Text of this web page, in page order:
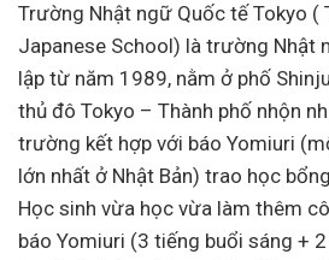
Trường Nhật ngữ Quốc tế Tokyo (
Japanese School) là trường Nhật
lập từ năm 1989, nằm ở phố
thủ đô Tokyo – Thành phố nhộn
trường kết hợp với báo Yomiuri
lớn nhất ở Nhật Bản) trao học
Học sinh vừa học vừa làm thêm
báo Yomiuri (3 tiếng buổi sáng +